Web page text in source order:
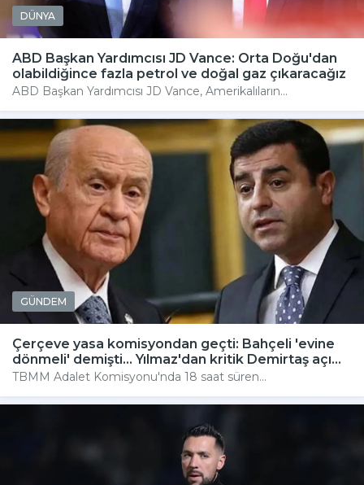
DÜNYA
ABD Başkan Yardımcısı JD Vance: Orta Doğu'dan
olabildiğince fazla petrol ve doğal gaz çıkaracağız
ABD Başkan Yardımcısı JD Vance, Amerikalıların...
GÜNDEM
Çerçeve yasa komisyondan geçti: Bahçeli 'evine
dönmeli' demişti... Yılmaz'dan kritik Demirtaş açı...
TBMM Adalet Komisyonu'nda 18 saat süren...